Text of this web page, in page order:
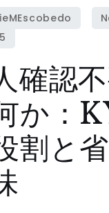
確認
か：
割と